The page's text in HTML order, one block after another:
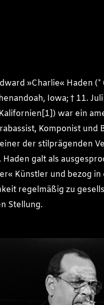
»Charlie« Haden (*
Iowa; † 11.
war ein
Komponist und
der stilprägenden
Haden galt als
Künstler und bezog in
regelmäßig zu
Stellung.